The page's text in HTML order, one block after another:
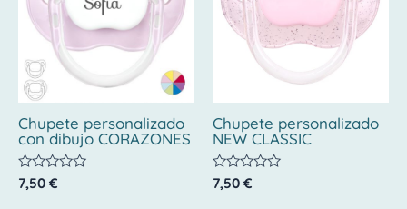
Chupete personalizado
con dibujo CORAZONES
Valorado
con
7,50 €
Chupete personalizado
NEW CLASSIC
Valorado
con
7,50 €